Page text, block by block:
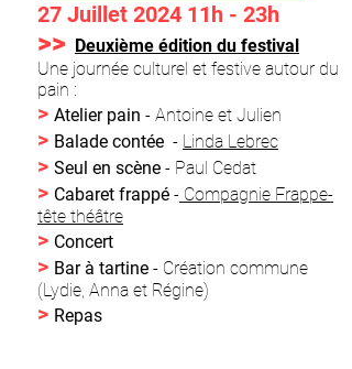
27 Juillet 2024 11h - 23h
>> Deuxième édition du festival
Une journée culturel et festive autour du
pain :
> Atelier pain - Antoine et Julien
> Balade contée - Linda Lebrec
> Seul en scène - Paul Cedat
> Cabaret frappé - Compagnie Frappe-
tête théâtre
> Concert
> Bar à tartine - Création commune
(Lydie, Anna et Régine)
> Repas